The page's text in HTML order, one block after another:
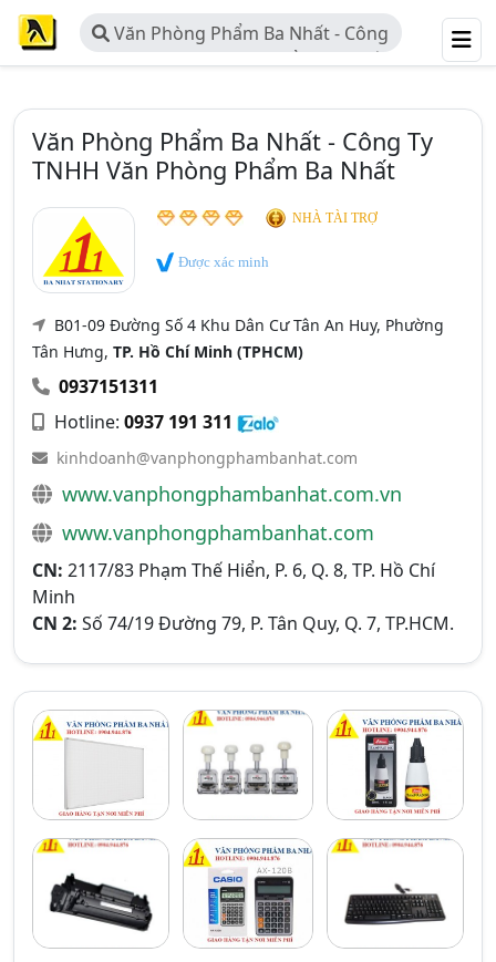
Văn Phòng Phẩm Ba Nhất - Công
Ty TNHH Văn Phòng Phẩm Ba Nhất
Văn Phòng Phẩm Ba Nhất - Công Ty
TNHH Văn Phòng Phẩm Ba Nhất
NHÀ TÀI TRỢ
Được xác minh
B01-09 Đường Số 4 Khu Dân Cư Tân An Huy, Phường
Tân Hưng, TP. Hồ Chí Minh (TPHCM)
0937151311
Hotline: 0937 191 311
kinhdoanh@vanphongphambanhat.com
www.vanphongphambanhat.com.vn
www.vanphongphambanhat.com
CN: 2117/83 Phạm Thế Hiển, P. 6, Q. 8, TP. Hồ Chí
Minh
CN 2: Số 74/19 Đường 79, P. Tân Quy, Q. 7, TP.HCM.